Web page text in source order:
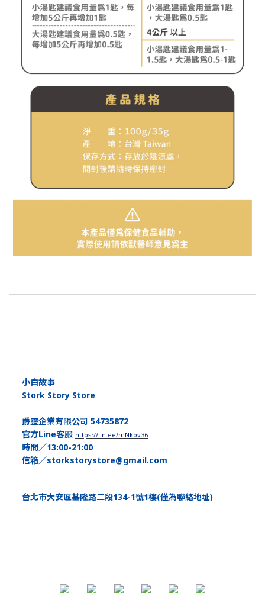
小白故事
Stork Story Store
爵靈企業有限公司 54735872
官方Line客服 https://lin.ee/mNkov36
時間／13:00-21:00
信箱／storkstorystore@gmail.com
台北市大安區基隆路二段134-1號1樓(僅為聯絡地址)